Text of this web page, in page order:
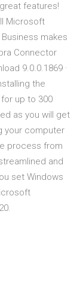
features!
Microsoft
makes
Connector
9.0.0.1869 ·
the
up to 300
as you will get
your computer
process from
and
set Windows